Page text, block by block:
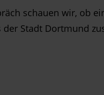
schauen wir, ob
Stadt Dortmund